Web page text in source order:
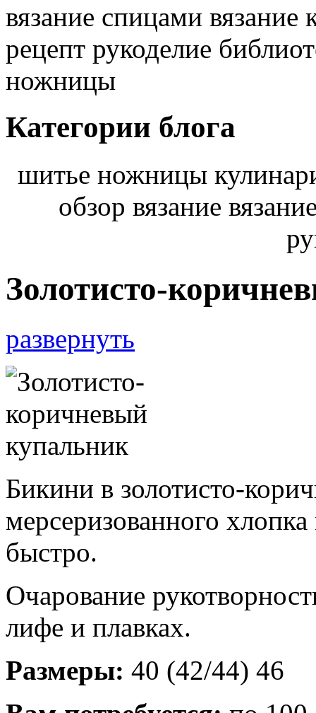
вязание спицами
рецепт рукоделие
ножницы
Категории блога
шитье ножницы
обзор вязание
Золотисто-
развернуть
Бикини в золотисто-
мерсеризованного
быстро.
Очарование
лифе и плавках.
Размеры: 40 (42/44) 46